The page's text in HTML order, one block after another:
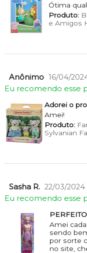
Ótima
Produto:
e Amigos
Anônimo 16/04/
Eu recomendo esse
Adorei o
Amei!
Produto:
Sylvanian
Sasha R. 22/03/2024
Eu recomendo esse
Amei
sendo
por sorte
no site,